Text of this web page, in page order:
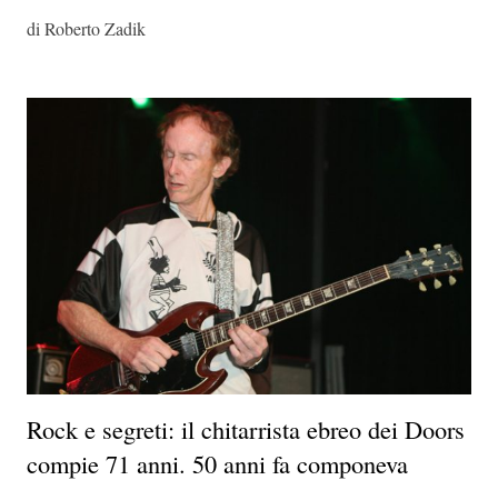
di Roberto Zadik
Rock e segreti: il chitarrista ebreo dei Doors
compie 71 anni. 50 anni fa componeva